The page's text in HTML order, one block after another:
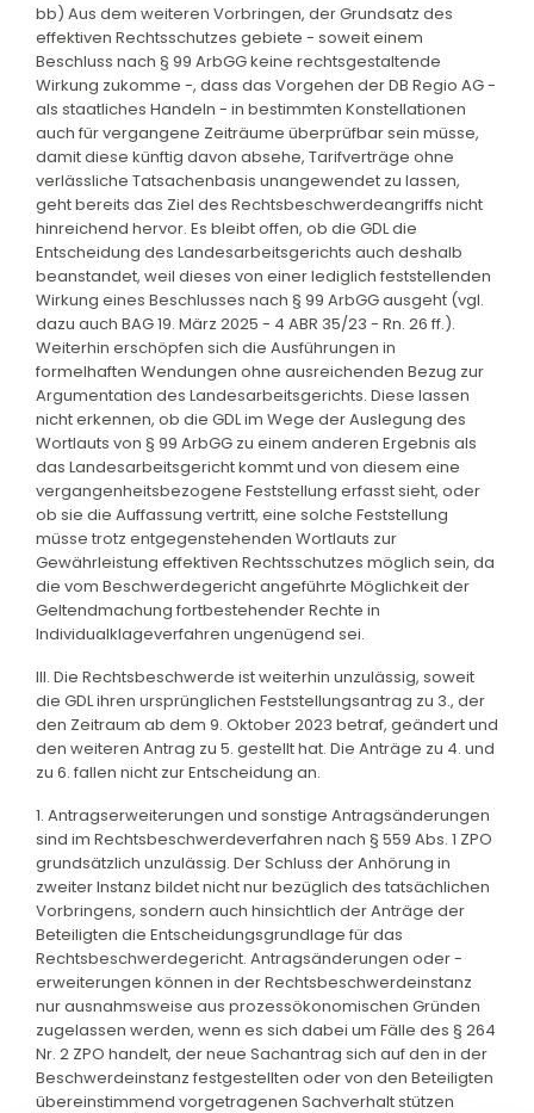
bb) Aus dem weiteren Vorbringen, der Grundsatz des
effektiven Rechtsschutzes gebiete - soweit einem
Beschluss nach § 99 ArbGG keine rechtsgestaltende
Wirkung zukomme -, dass das Vorgehen der DB Regio AG -
als staatliches Handeln - in bestimmten Konstellationen
auch für vergangene Zeiträume überprüfbar sein müsse,
damit diese künftig davon absehe, Tarifverträge ohne
verlässliche Tatsachenbasis unangewendet zu lassen,
geht bereits das Ziel des Rechtsbeschwerdeangriffs nicht
hinreichend hervor. Es bleibt offen, ob die GDL die
Entscheidung des Landesarbeitsgerichts auch deshalb
beanstandet, weil dieses von einer lediglich feststellenden
Wirkung eines Beschlusses nach § 99 ArbGG ausgeht (vgl.
dazu auch BAG 19. März 2025 - 4 ABR 35/23 - Rn. 26 ff.).
Weiterhin erschöpfen sich die Ausführungen in
formelhaften Wendungen ohne ausreichenden Bezug zur
Argumentation des Landesarbeitsgerichts. Diese lassen
nicht erkennen, ob die GDL im Wege der Auslegung des
Wortlauts von § 99 ArbGG zu einem anderen Ergebnis als
das Landesarbeitsgericht kommt und von diesem eine
vergangenheitsbezogene Feststellung erfasst sieht, oder
ob sie die Auffassung vertritt, eine solche Feststellung
müsse trotz entgegenstehenden Wortlauts zur
Gewährleistung effektiven Rechtsschutzes möglich sein, da
die vom Beschwerdegericht angeführte Möglichkeit der
Geltendmachung fortbestehender Rechte in
Individualklageverfahren ungenügend sei.
III. Die Rechtsbeschwerde ist weiterhin unzulässig, soweit
die GDL ihren ursprünglichen Feststellungsantrag zu 3., der
den Zeitraum ab dem 9. Oktober 2023 betraf, geändert und
den weiteren Antrag zu 5. gestellt hat. Die Anträge zu 4. und
zu 6. fallen nicht zur Entscheidung an.
1. Antragserweiterungen und sonstige Antragsänderungen
sind im Rechtsbeschwerdeverfahren nach § 559 Abs. 1 ZPO
grundsätzlich unzulässig. Der Schluss der Anhörung in
zweiter Instanz bildet nicht nur bezüglich des tatsächlichen
Vorbringens, sondern auch hinsichtlich der Anträge der
Beteiligten die Entscheidungsgrundlage für das
Rechtsbeschwerdegericht. Antragsänderungen oder -
erweiterungen können in der Rechtsbeschwerdeinstanz
nur ausnahmsweise aus prozessökonomischen Gründen
zugelassen werden, wenn es sich dabei um Fälle des § 264
Nr. 2 ZPO handelt, der neue Sachantrag sich auf den in der
Beschwerdeinstanz festgestellten oder von den Beteiligten
übereinstimmend vorgetragenen Sachverhalt stützen